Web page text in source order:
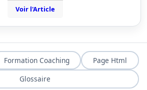
Voir l'Article
Formation Coaching
Page Html
Glossaire